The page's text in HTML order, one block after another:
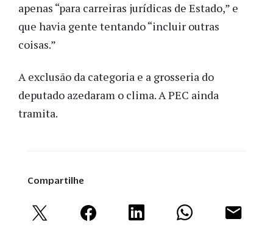
apenas “para carreiras jurídicas de Estado,” e
que havia gente tentando “incluir outras
coisas.”
A exclusão da categoria e a grosseria do
deputado azedaram o clima. A PEC ainda
tramita.
Compartilhe